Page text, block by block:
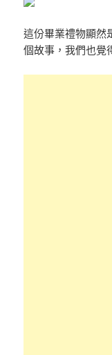
這份畢業禮物顯然
個故事，我們也覺